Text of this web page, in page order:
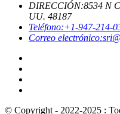
DIRECCIÓN:8534 N
UU. 48187
Teléfono:+1-947-214-
Correo electrónico:
© Copyright - 2022-2025 :